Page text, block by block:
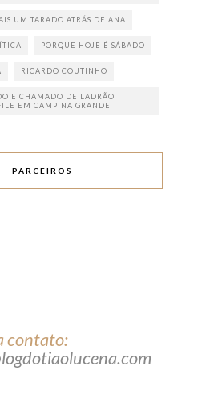
UM TARADO ATRÁS DE ANA
PORQUE HOJE É SÁBADO
RICARDO COUTINHO
E CHAMADO DE LADRÃO
EM CAMPINA GRANDE
PARCEIROS
contato: